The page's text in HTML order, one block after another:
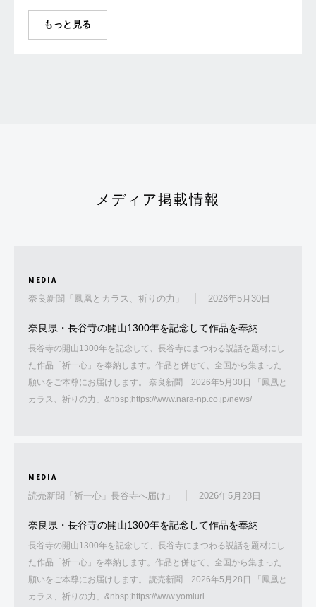
もっと見る
メディア掲載情報
MEDIA
奈良新聞「鳳凰とカラス、祈りの力」 2026年5月30日
奈良県・長谷寺の開山1300年を記念して作品を奉納
長谷寺の開山1300年を記念して、長谷寺にまつわる説話を題材にし
た作品「祈一心」を奉納します。作品と併せて、全国から集まった
願いをご本尊にお届けします。 奈良新聞 2026年5月30日 「鳳凰と
カラス、祈りの力」&nbsp;https://www.nara-np.co.jp/news/
MEDIA
読売新聞「祈一心」長谷寺へ届け」 2026年5月28日
奈良県・長谷寺の開山1300年を記念して作品を奉納
長谷寺の開山1300年を記念して、長谷寺にまつわる説話を題材にし
た作品「祈一心」を奉納します。作品と併せて、全国から集まった
願いをご本尊にお届けします。 読売新聞 2026年5月28日 「鳳凰と
カラス、祈りの力」&nbsp;https://www.yomiuri